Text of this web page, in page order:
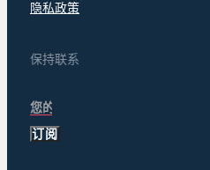
隐私政策
保持联系
订阅